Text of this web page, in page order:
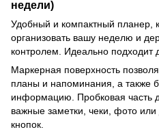
недели)
Удобный и компактный планер,
организовать вашу неделю и
контролем. Идеально подходит
Маркерная поверхность
планы и напоминания, а также
информацию. Пробковая часть
важные заметки, чеки, фото
кнопок.